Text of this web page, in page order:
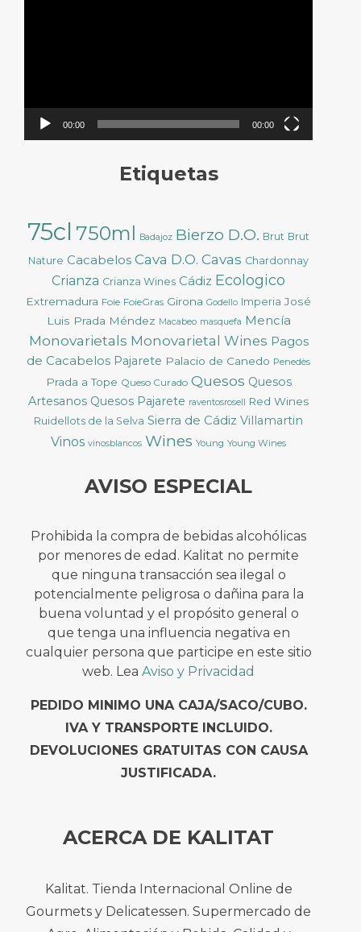
00:00 00:00
Etiquetas
75cl 750ml Badajoz Bierzo D.O. Brut Brut
Nature Cacabelos Cava D.O. Cavas Chardonnay
Crianza Crianza Wines Cádiz Ecologico
Extremadura Foie FoieGras Girona Godello Imperia José
Luis Prada Méndez Macabeo masquefa Mencía
Monovarietals Monovarietal Wines Pagos
de Cacabelos Pajarete Palacio de Canedo Penedès
Prada a Tope Queso Curado Quesos Quesos
Artesanos Quesos Pajarete raventosrosell Red Wines
Ruidellots de la Selva Sierra de Cádiz Villamartin
Vinos vinosblancos Wines Young Young Wines
AVISO ESPECIAL
Prohibida la compra de bebidas alcohólicas
por menores de edad. Kalitat no permite
que ninguna transacción sea ilegal o
potencialmente peligrosa o dañina para la
buena voluntad y el propósito general o
que tenga una influencia negativa en
cualquier persona que participe en este sitio
web. Lea Aviso y Privacidad
PEDIDO MINIMO UNA CAJA/SACO/CUBO.
IVA Y TRANSPORTE INCLUIDO.
DEVOLUCIONES GRATUITAS CON CAUSA
JUSTIFICADA.
ACERCA DE KALITAT
Kalitat. Tienda Internacional Online de
Gourmets y Delicatessen. Supermercado de